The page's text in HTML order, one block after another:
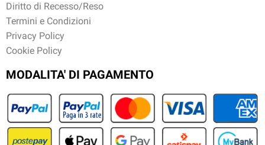
Diritto di Recesso/Reso
Termini e Condizioni
Privacy Policy
Cookie Policy
MODALITA' DI PAGAMENTO